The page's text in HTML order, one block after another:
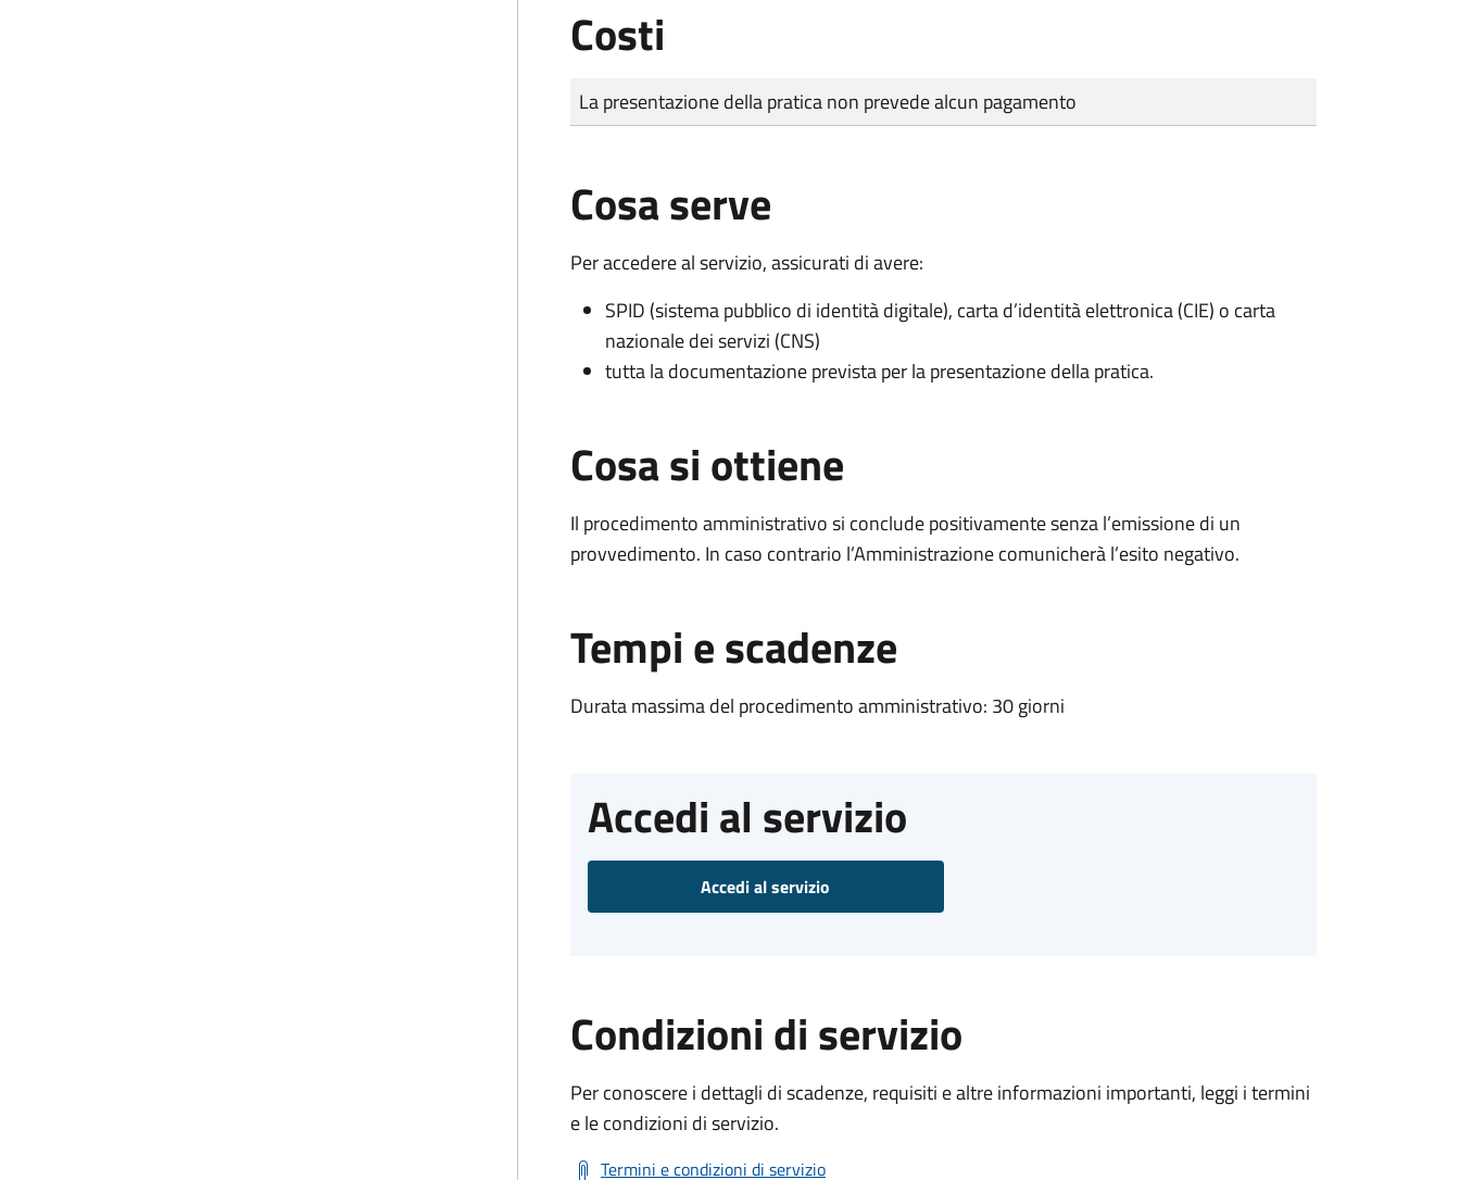
Costi
Tipo di pagamento
Importo
La presentazione della pratica non prevede alcun pagamento
Cosa serve
Per accedere al servizio, assicurati di avere:
SPID (sistema pubblico di identità digitale), carta d’identità elettronica (CIE) o carta
nazionale dei servizi (CNS)
tutta la documentazione prevista per la presentazione della pratica.
Cosa si ottiene
Il procedimento amministrativo si conclude positivamente senza l’emissione di un
provvedimento. In caso contrario l’Amministrazione comunicherà l’esito negativo.
Tempi e scadenze
Durata massima del procedimento amministrativo: 30 giorni
Accedi al servizio
Accedi al servizio
Condizioni di servizio
Per conoscere i dettagli di scadenze, requisiti e altre informazioni importanti, leggi i termini
e le condizioni di servizio.
Termini e condizioni di servizio